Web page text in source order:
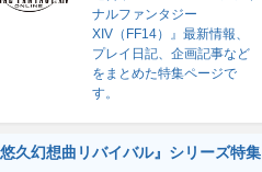
ナルファンタジー
XIV（FF14）』最新情報、
プレイ日記、企画記事など
をまとめた特集ページで
す。
久幻想曲リバイバル』シリーズ特集